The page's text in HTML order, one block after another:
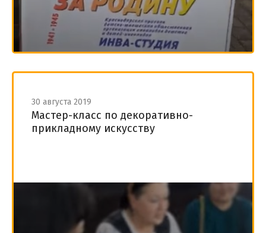
30 августа 2019
Мастер-класс по декоративно-
прикладному искусству